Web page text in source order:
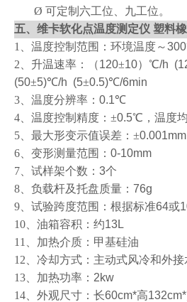
Ø 可定制六工位、九工位。
五、维卡软化点温度测定仪 塑料
1
、温度控制范围：环境温度～300
2 、升温速率：（120±10）℃/h
(50±5)℃/h (5±0.5)℃/6min
3 、温度分辨率： 0.1℃
4 、温度控制精度：±0.5℃，温度
5 、最大形变示值误差：±0.001mm
6 、变形测量范围： 0-10mm
7 、试样架个数： 3个
8 、负载杆及托盘质量： 76g
9 、试验跨度范围：根据标准64或
10 、油箱容积：约13L
11
、加热介质：甲基硅油
12 、冷却方式：主动式风冷和外接
13 、加热功率： 2kw
14 、外观尺寸：长60cm*高132cm*